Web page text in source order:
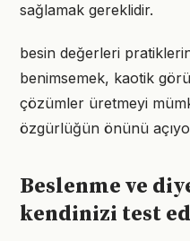
sağlamak gereklidir.
besin değerleri
benimsemek, kaotik
çözümler üretmeyi
özgürlüğün önünü
Beslenme ve
kendinizi test